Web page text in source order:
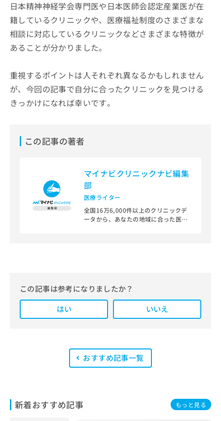
日本精神神経学会専門医や日本医師会認定産業医が在
籍しているクリニックや、医療福祉制度のさまざまな
相談に対応しているクリニックなどさまざまな特徴が
あることが分かりました。
重視するポイントは人それぞれ異なるかもしれません
が、今回の記事で自分に合ったクリニックを見つける
きっかけになれば幸いです。
この記事の著者
マイナビクリニックナビ編集
部
医療ライター
全国16万6,000件以上のクリニックデ
ータから、あなたの地域に合った医療
また、医療広告ガイドラインに準拠し
た編集体制を整えており、編集部内に
は、一般社団法人薬機法医療法規格協
います。
この記事は参考になりましたか？
はい
いいえ
おすすめ記事一覧
新着おすすめ記事 もっと見る